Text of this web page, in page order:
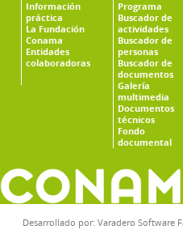
Información
práctica
La Fundación
Conama
Entidades
colaboradoras
Programa
Buscador de
actividades
Buscador de
personas
Buscador de
documentos
Galería
multimedia
Documentos
técnicos
Fondo
documental
Desarrollado por: Varadero Software